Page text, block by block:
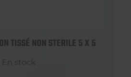
TISSÉ NON STERILE 5 X 5
En stock